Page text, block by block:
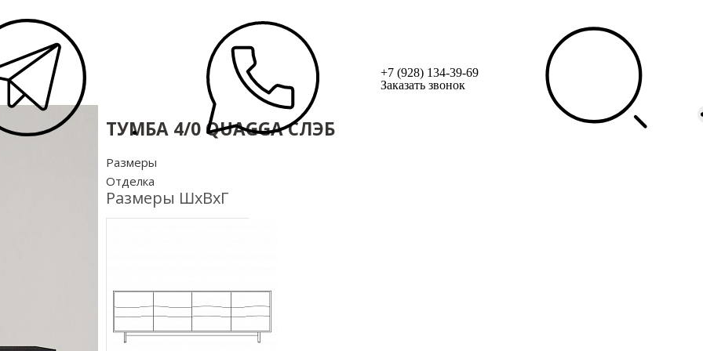
+7 (928) 134-39-69
Заказать звонок
ТУМБА 4/0 QUAGGA СЛЭБ
Размеры
Отделка
Размеры ШхВхГ